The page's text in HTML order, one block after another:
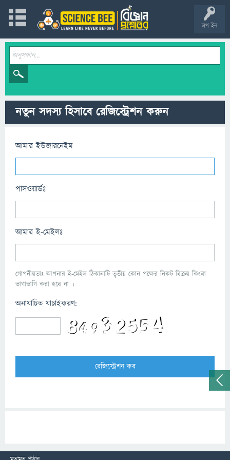
লগ ইন
নতুন সদস্য হিসাবে রেজিস্ট্রেশন করুন
আমার ইউজারনেইম
পাসওয়ার্ডঃ
আমার ই-মেইলঃ
গোপনীয়তাঃ আপনার ই-মেইল ঠিকানাটি তৃতীয় কোন পক্ষের নিকট বিক্রয় কিংবা
ভাগাভাগি করা হবে না ।
অনাযাচিত যাচাইকরণ: